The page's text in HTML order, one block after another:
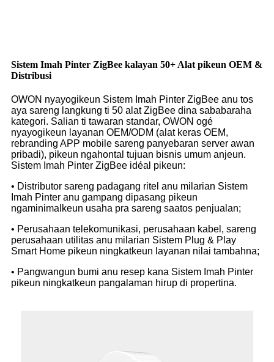
Sistem Imah Pinter ZigBee kalayan 50+ Alat pikeun OEM &
Distribusi
OWON nyayogikeun Sistem Imah Pinter ZigBee anu tos
aya sareng langkung ti 50 alat ZigBee dina sababaraha
kategori. Salian ti tawaran standar, OWON ogé
nyayogikeun layanan OEM/ODM (alat keras OEM,
rebranding APP mobile sareng panyebaran server awan
pribadi), pikeun ngahontal tujuan bisnis umum anjeun.
Sistem Imah Pinter ZigBee idéal pikeun:
• Distributor sareng padagang ritel anu milarian Sistem
Imah Pinter anu gampang dipasang pikeun
ngaminimalkeun usaha pra sareng saatos penjualan;
• Perusahaan telekomunikasi, perusahaan kabel, sareng
perusahaan utilitas anu milarian Sistem Plug & Play
Smart Home pikeun ningkatkeun layanan nilai tambahna;
• Pangwangun bumi anu resep kana Sistem Imah Pinter
pikeun ningkatkeun pangalaman hirup di propertina.